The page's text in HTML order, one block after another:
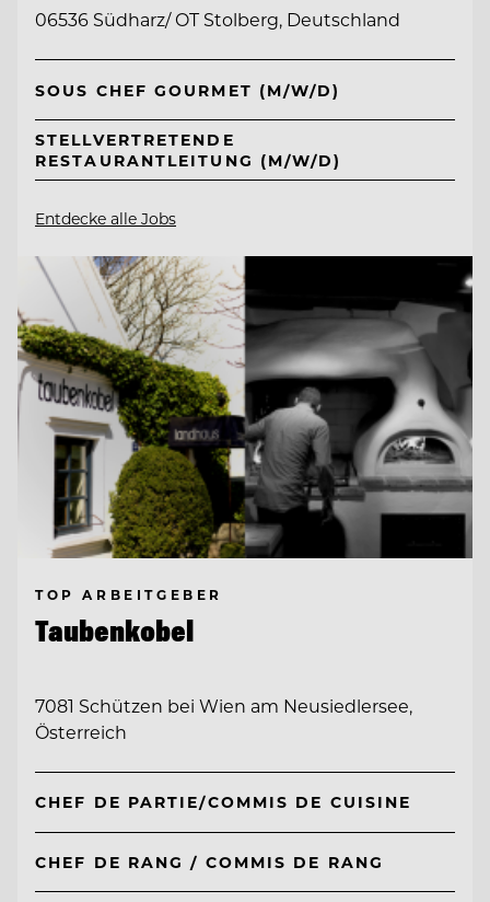
06536 Südharz/ OT Stolberg, Deutschland
SOUS CHEF GOURMET (M/W/D)
STELLVERTRETENDE
RESTAURANTLEITUNG (M/W/D)
Entdecke alle Jobs
TOP ARBEITGEBER
Taubenkobel
7081 Schützen bei Wien am Neusiedlersee,
Österreich
CHEF DE PARTIE/COMMIS DE CUISINE
CHEF DE RANG / COMMIS DE RANG